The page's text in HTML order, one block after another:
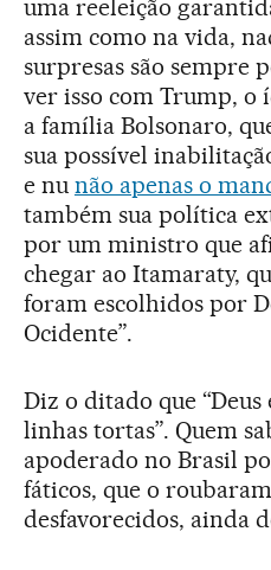
uma reeleição
assim como na vida,
surpresas são sempre
ver isso com Trump, o
a família Bolsonaro,
sua possível
e nu não apenas o
também sua política
por um ministro que
chegar ao Itamaraty,
foram escolhidos por
Ocidente”.
Diz o ditado que
linhas tortas”. Quem
apoderado no Brasil
fáticos, que o
desfavorecidos, ainda